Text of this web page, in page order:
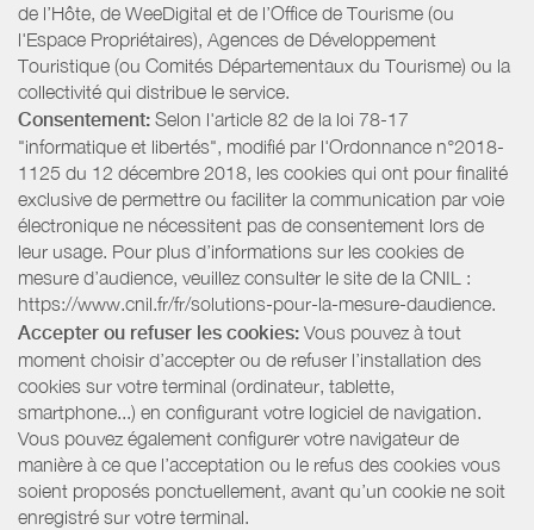
de l’Hôte, de WeeDigital et de l’Office de Tourisme (ou
l'Espace Propriétaires), Agences de Développement
Touristique (ou Comités Départementaux du Tourisme) ou la
collectivité qui distribue le service.
Consentement: Selon l'article 82 de la loi 78-17
"informatique et libertés", modifié par l'Ordonnance n°2018-
1125 du 12 décembre 2018, les cookies qui ont pour finalité
exclusive de permettre ou faciliter la communication par voie
électronique ne nécessitent pas de consentement lors de
leur usage. Pour plus d’informations sur les cookies de
mesure d’audience, veuillez consulter le site de la CNIL :
https://www.cnil.fr/fr/solutions-pour-la-mesure-daudience.
Accepter ou refuser les cookies: Vous pouvez à tout
moment choisir d’accepter ou de refuser l’installation des
cookies sur votre terminal (ordinateur, tablette,
smartphone...) en configurant votre logiciel de navigation.
Vous pouvez également configurer votre navigateur de
manière à ce que l’acceptation ou le refus des cookies vous
soient proposés ponctuellement, avant qu’un cookie ne soit
enregistré sur votre terminal.